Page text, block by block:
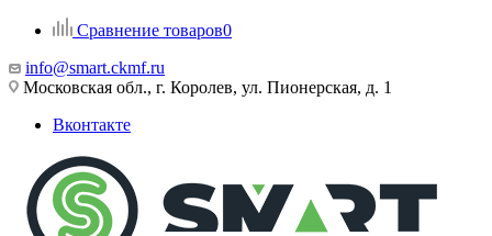
Сравнение товаров0
info@smart.ckmf.ru
Московская обл., г. Королев, ул. Пионерская, д. 1
Вконтакте